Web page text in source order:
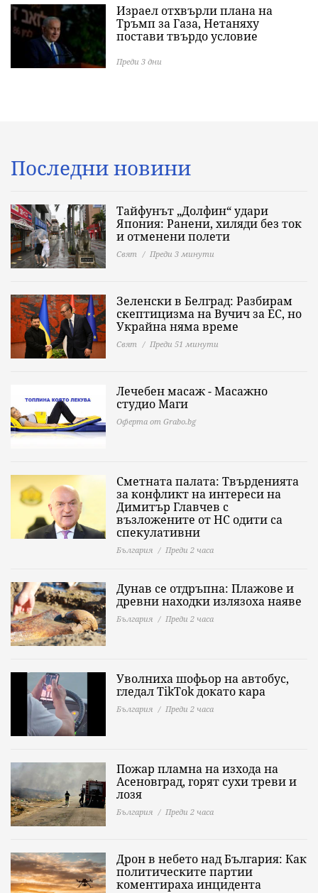
Израел отхвърли плана на
Тръмп за Газа, Нетаняху
постави твърдо условие
Преди 3 дни
Последни новини
Тайфунът „Долфин“ удари
Япония: Ранени, хиляди без ток
и отменени полети
Свят Преди 3 минути
Зеленски в Белград: Разбирам
скептицизма на Вучич за ЕС, но
Украйна няма време
Свят Преди 51 минути
Лечебен масаж - Масажно
студио Маги
Оферта от Grabo.bg
Сметната палата: Твърденията
за конфликт на интереси на
Димитър Главчев с
възложените от НС одити са
спекулативни
България Преди 2 часа
Дунав се отдръпна: Плажове и
древни находки излязоха наяве
България Преди 2 часа
Уволниха шофьор на автобус,
гледал TikTok докато кара
България Преди 2 часа
Пожар пламна на изхода на
Асеновград, горят сухи треви и
лозя
България Преди 2 часа
Дрон в небето над България: Как
политическите партии
коментираха инцидента